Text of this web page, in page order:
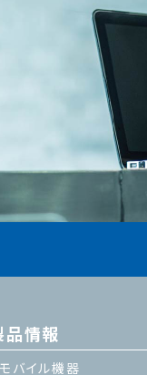
品情報
モバイル機器